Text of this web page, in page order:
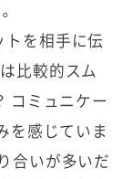
トを相手に伝
比較的スム
コミュニケー
を感じていま
合いが多いだ